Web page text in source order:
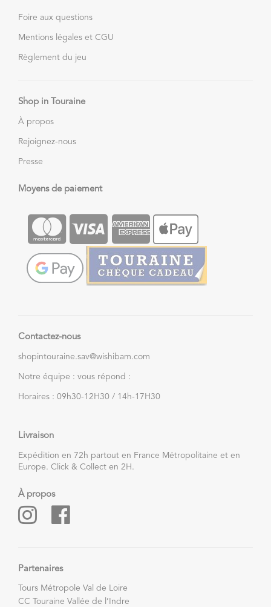
Foire aux questions
Mentions légales et CGU
Règlement du jeu
Shop in Touraine
À propos
Rejoignez-nous
Presse
Moyens de paiement
Contactez-nous
shopintouraine.sav@wishibam.com
Notre équipe : vous répond :
Horaires : 09h30-12H30 / 14h-17H30
Livraison
Expédition en 72h partout en France Métropolitaine et en
Europe. Click & Collect en 2H.
À propos
Partenaires
Tours Métropole Val de Loire
CC Touraine Vallée de l’Indre